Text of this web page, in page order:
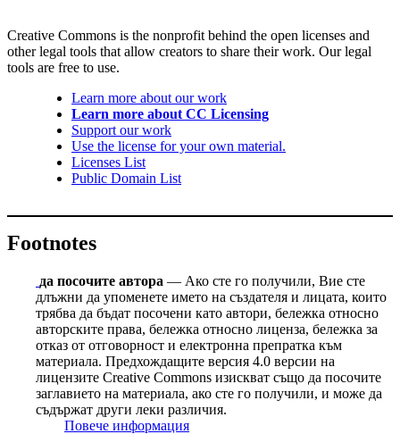
Creative Commons is the nonprofit behind the open licenses and
other legal tools that allow creators to share their work. Our legal
tools are free to use.
Learn more about our work
Learn more about CC Licensing
Support our work
Use the license for your own material.
Licenses List
Public Domain List
Footnotes
да посочите автора — Ако сте го получили, Вие сте
длъжни да упоменете името на създателя и лицата, които
трябва да бъдат посочени като автори, бележка относно
авторските права, бележка относно лиценза, бележка за
отказ от отговорност и електронна препратка към
материала. Предхождащите версия 4.0 версии на
лицензите Сreative Сommons изискват също да посочите
заглавието на материала, ако сте го получили, и може да
съдържат други леки различия.
Повече информация